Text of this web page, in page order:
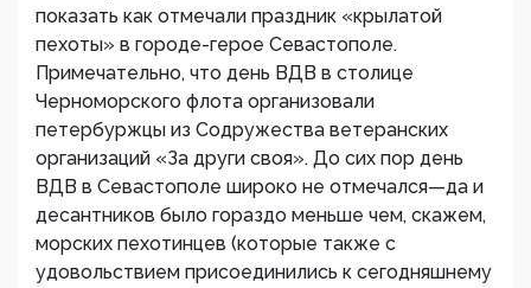
показать как отмечали праздник «крылатой
пехоты» в городе-герое Севастополе.
Примечательно, что день ВДВ в столице
Черноморского флота организовали
петербуржцы из Содружества ветеранских
организаций «За други своя». До сих пор день
ВДВ в Севастополе широко не отмечался—да и
десантников было гораздо меньше чем, скажем,
морских пехотинцев (которые также с
удовольствием присоединились к сегодняшнему